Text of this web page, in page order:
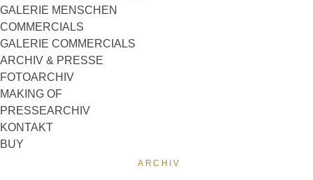
GALERIE MENSCHEN
COMMERCIALS
GALERIE COMMERCIALS
ARCHIV & PRESSE
FOTOARCHIV
MAKING OF
PRESSEARCHIV
KONTAKT
BUY
ARCHIV